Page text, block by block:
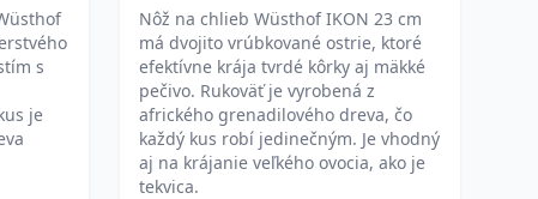
s
je
Nôž na chlieb Wüsthof IKON 23 cm
má dvojito vrúbkované ostrie, ktoré
efektívne krája tvrdé kôrky aj mäkké
pečivo. Rukoväť je vyrobená z
afrického grenadilového dreva, čo
každý kus robí jedinečným. Je vhodný
aj na krájanie veľkého ovocia, ako je
tekvica.